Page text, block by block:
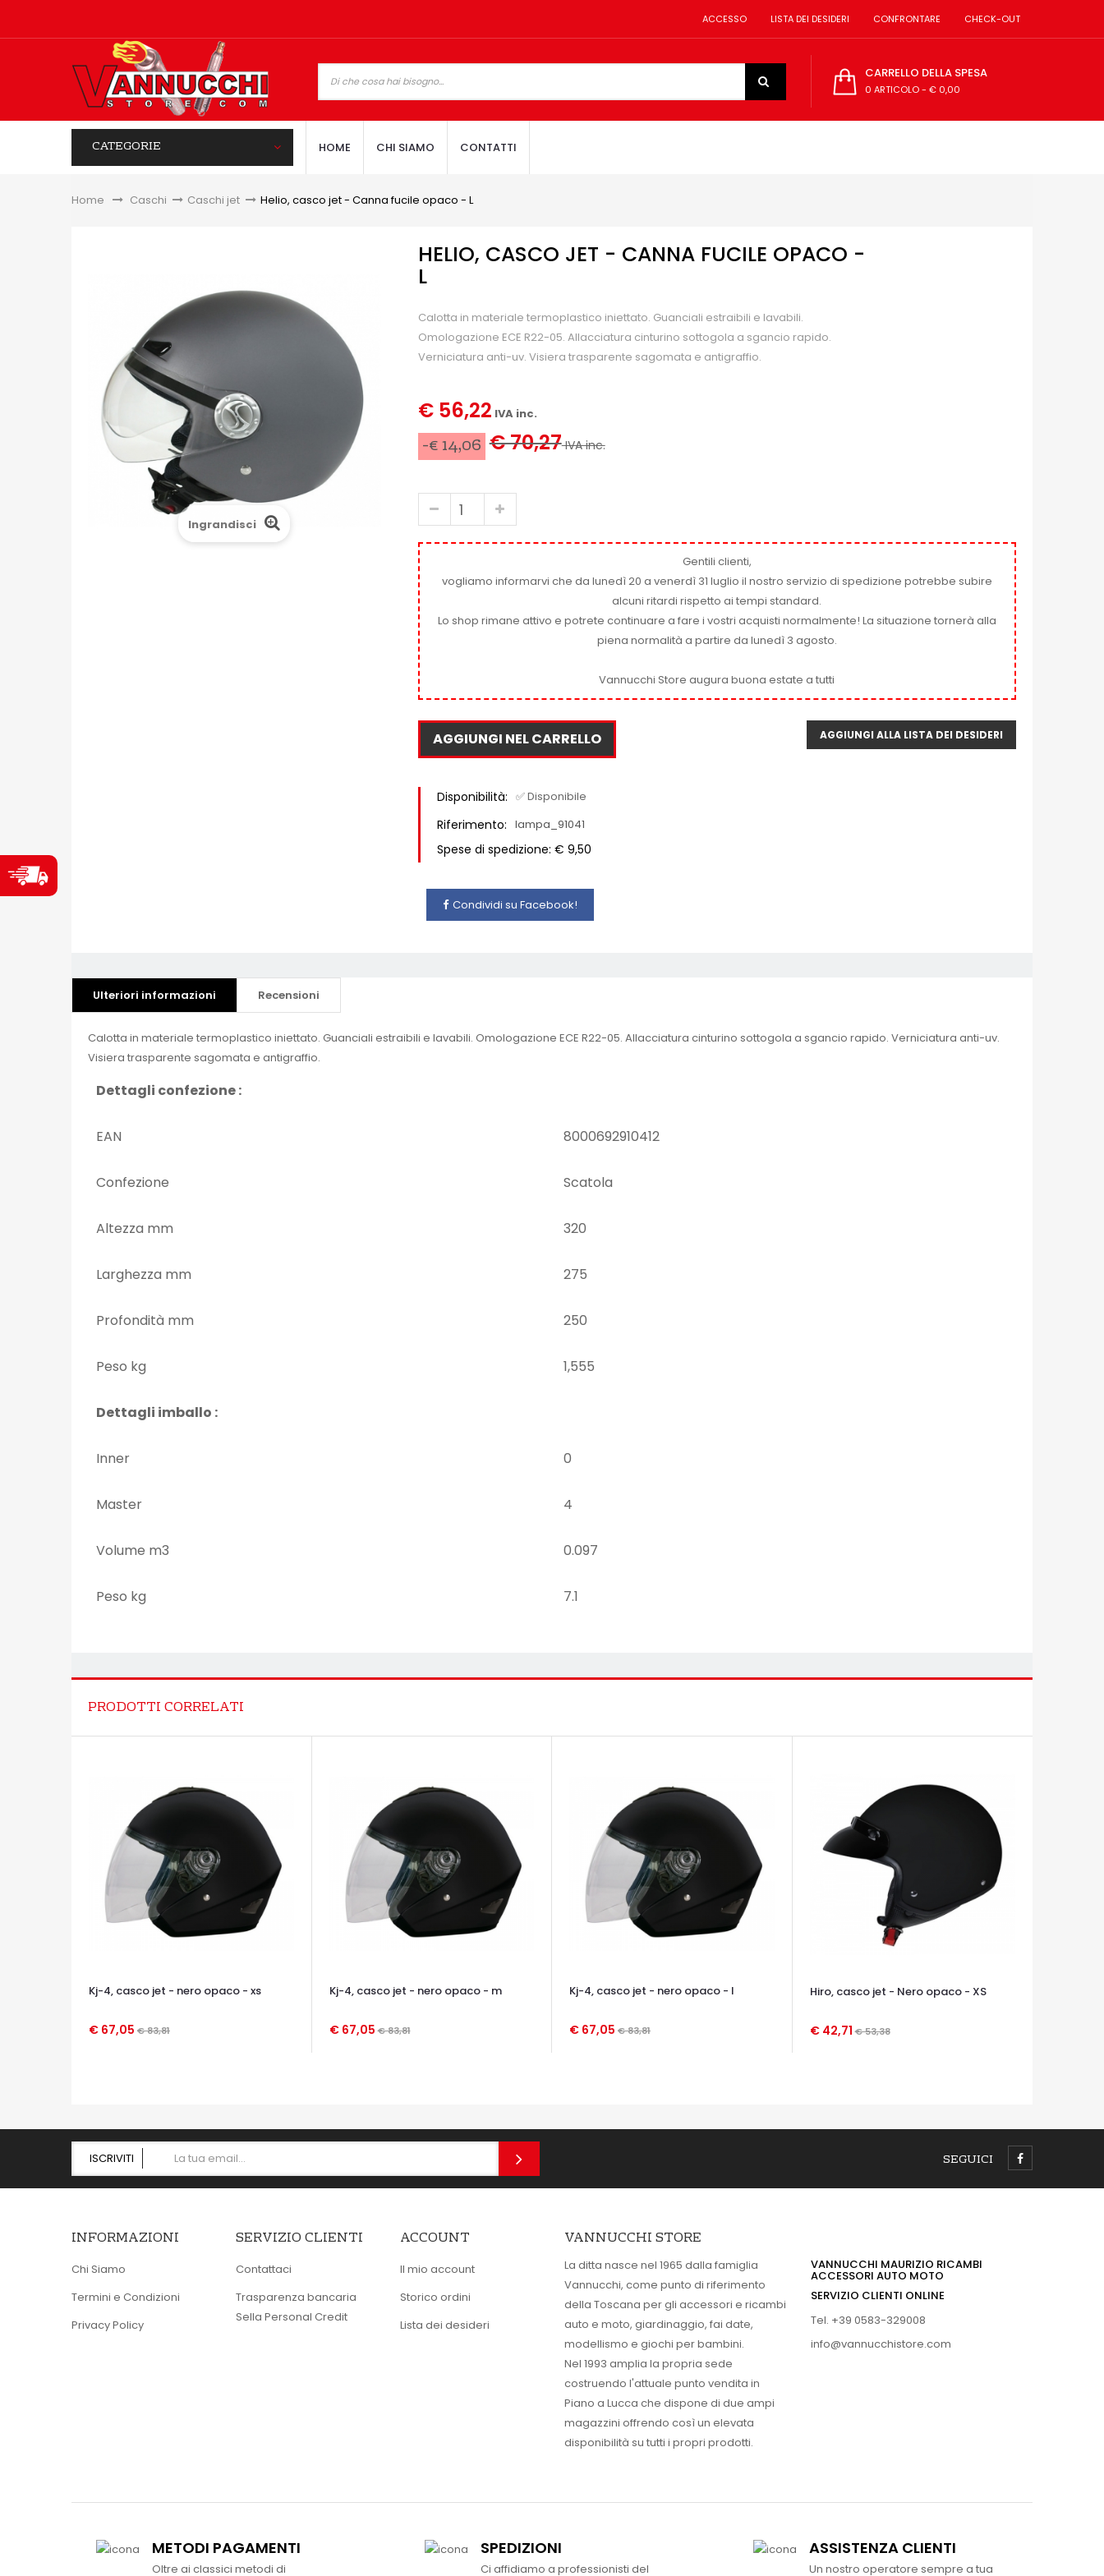
ACCESSO LISTA DEI DESIDERI CONFRONTARE CHECK-OUT
CARRELLO DELLA SPESA
0 ARTICOLO- € 0,00
CATEGORIE HOME CHI SIAMO CONTATTI
Home &gt;Caschi > Caschi jet > Helio, casco jet - Canna fucile opaco - L
Ingrandisci
HELIO, CASCO JET - CANNA FUCILE OPACO -
L
Calotta in materiale termoplastico iniettato. Guanciali estraibili e lavabili.
Omologazione ECE R22-05. Allacciatura cinturino sottogola a sgancio rapido.
Verniciatura anti-uv. Visiera trasparente sagomata e antigraffio.
€ 56,22 IVA inc.
-€ 14,06 € 70,27IVA inc.
Gentili clienti,
vogliamo informarvi che da lunedì 20 a venerdì 31 luglio il nostro servizio di spedizione potrebbe subire
alcuni ritardi rispetto ai tempi standard.
Lo shop rimane attivo e potrete continuare a fare i vostri acquisti normalmente! La situazione tornerà alla
piena normalità a partire da lunedì 3 agosto.
Vannucchi Store augura buona estate a tutti
AGGIUNGI NEL CARRELLO AGGIUNGI ALLA LISTA DEI DESIDERI
Disponibilità: ✅ Disponibile
Riferimento: lampa_91041
Spese di spedizione: € 9,50
Condividi su Facebook!
Ulteriori informazioni Recensioni
Calotta in materiale termoplastico iniettato. Guanciali estraibili e lavabili. Omologazione ECE R22-05. Allacciatura cinturino sottogola a sgancio rapido. Verniciatura anti-uv.
Visiera trasparente sagomata e antigraffio.
Dettagli confezione :
EAN 8000692910412
Confezione Scatola
Altezza mm 320
Larghezza mm 275
Profondità mm 250
Peso kg 1,555
Dettagli imballo :
Inner 0
Master 4
Volume m3 0.097
Peso kg 7.1
PRODOTTI CORRELATI
Kj-4, casco jet - nero opaco - xs
€ 67,05 € 83,81
Kj-4, casco jet - nero opaco - m
€ 67,05€ 83,81
Kj-4, casco jet - nero opaco - l
€ 67,05 € 83,81
Hiro, casco jet - Nero opaco - XS
€ 42,71€ 53,38
ISCRIVITI SEGUICI
INFORMAZIONI
Chi Siamo
Termini e Condizioni
Privacy Policy
SERVIZIO CLIENTI
Contattaci
Trasparenza bancaria
Sella Personal Credit
ACCOUNT
Il mio account
Storico ordini
Lista dei desideri
VANNUCCHI STORE
La ditta nasce nel 1965 dalla famiglia
Vannucchi, come punto di riferimento
della Toscana per gli accessori e ricambi
auto e moto, giardinaggio, fai date,
modellismo e giochi per bambini.
Nel 1993 amplia la propria sede
costruendo l'attuale punto vendita in
Piano a Lucca che dispone di due ampi
magazzini offrendo così un elevata
disponibilità su tutti i propri prodotti.
VANNUCCHI MAURIZIO RICAMBI
ACCESSORI AUTO MOTO
SERVIZIO CLIENTI ONLINE
Tel. +39 0583-329008
info@vannucchistore.com
METODI PAGAMENTI
Oltre ai classici metodi di
SPEDIZIONI
Ci affidiamo a professionisti del
ASSISTENZA CLIENTI
Un nostro operatore sempre a tua